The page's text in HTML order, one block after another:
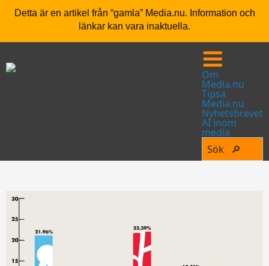
Detta är en artikel från “gamla” Media.nu. Information och
länkar kan vara inaktuella.
Om
Media.nu
Tipsa
Media.nu
Nyhetsbrevet
AI inom
media